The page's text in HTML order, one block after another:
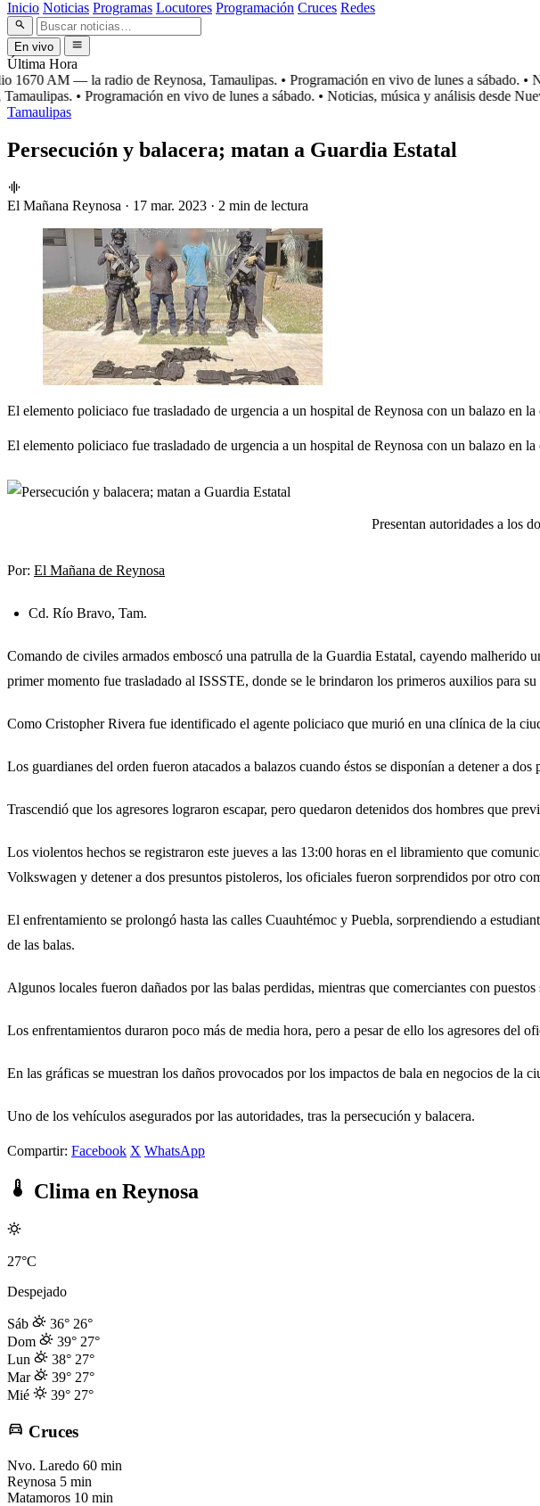
Inicio Noticias Programas Locutores Programación Cruces Redes
En vivo
Última Hora
AM — la radio de Reynosa, Tamaulipas. • Programación en vivo de lunes a sábado. •
• Programación en vivo de lunes a sábado. • Noticias, música y análisis desde
Tamaulipas
Persecución y balacera; matan a Guardia Estatal
El Mañana Reynosa · 17 mar. 2023 · 2 min de lectura
El elemento policiaco fue trasladado de urgencia a un hospital de Reynosa con un balazo en
El elemento policiaco fue trasladado de urgencia a un hospital de Reynosa con un balazo en
Presentan autoridades a los
Por: El Mañana de Reynosa
Cd. Río Bravo, Tam.
Comando de civiles armados emboscó una patrulla de la Guardia Estatal, cayendo malherido
primer momento fue trasladado al ISSSTE, donde se le brindaron los primeros auxilios para
Como Cristopher Rivera fue identificado el agente policiaco que murió en una clínica de la
Los guardianes del orden fueron atacados a balazos cuando éstos se disponían a detener a
Trascendió que los agresores lograron escapar, pero quedaron detenidos dos hombres que
Los violentos hechos se registraron este jueves a las 13:00 horas en el libramiento que
Volkswagen y detener a dos presuntos pistoleros, los oficiales fueron sorprendidos por otro
El enfrentamiento se prolongó hasta las calles Cuauhtémoc y Puebla, sorprendiendo a
de las balas.
Algunos locales fueron dañados por las balas perdidas, mientras que comerciantes con
Los enfrentamientos duraron poco más de media hora, pero a pesar de ello los agresores del
En las gráficas se muestran los daños provocados por los impactos de bala en negocios de la
Uno de los vehículos asegurados por las autoridades, tras la persecución y balacera.
Compartir: Facebook X WhatsApp
Clima en Reynosa
27°C
Despejado
Sáb 36° 26°
Dom
39° 27°
Lun
38° 27°
Mar
39° 27°
Mié
39° 27°
Cruces
Nvo. Laredo 60 min
Reynosa 5 min
Matamoros 10 min